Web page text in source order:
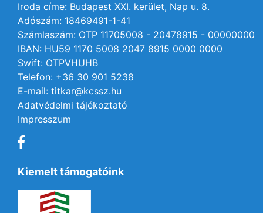
Iroda címe: Budapest XXI. kerület, Nap u. 8.
Adószám: 18469491-1-41
Számlaszám: OTP 11705008 - 20478915 - 00000000
IBAN: HU59 1170 5008 2047 8915 0000 0000
Swift: OTPVHUHB
Telefon: +36 30 901 5238
E-mail: titkar@kcssz.hu
Adatvédelmi tájékoztató
Impresszum
Kiemelt támogatóink